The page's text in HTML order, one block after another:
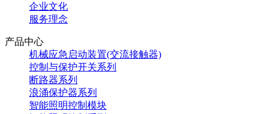
企业文化
服务理念
产品中心
机械应急启动装置(交流接触器)
控制与保护开关系列
断路器系列
浪涌保护器系列
智能照明控制模块